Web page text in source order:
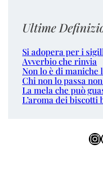
Ultime
Si adopera per i
Avverbio che rinvia
Non lo è di maniche
Chi non lo passa
La mela che può
L’aroma dei
Instagram